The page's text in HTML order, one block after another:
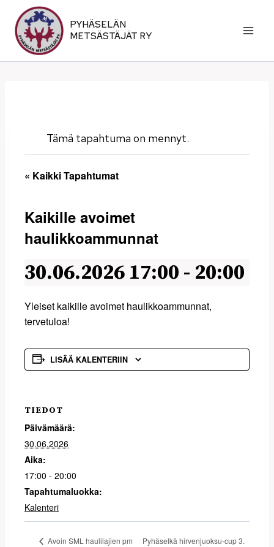
sisältöön
PYHÄSELÄN
METSÄSTÄJÄT RY
Tämä tapahtuma on mennyt.
« Kaikki Tapahtumat
Kaikille avoimet
haulikkoammunnat
30.06.2026 17:00 - 20:00
Yleiset kaikille avoimet haulikkoammunnat,
tervetuloa!
LISÄÄ KALENTERIIN
TIEDOT
Päivämäärä:
30.06.2026
Aika:
17:00 - 20:00
Tapahtumaluokka:
Kalenteri
Avoin SML haulilajien pm Pyhäselkä hirvenjuoksu-cup 3.